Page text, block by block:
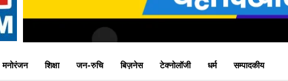
मनोरंजन शिक्षा जन-रुचि बिज़नेस टेक्नोलॉजी धर्म सम्पादकीय